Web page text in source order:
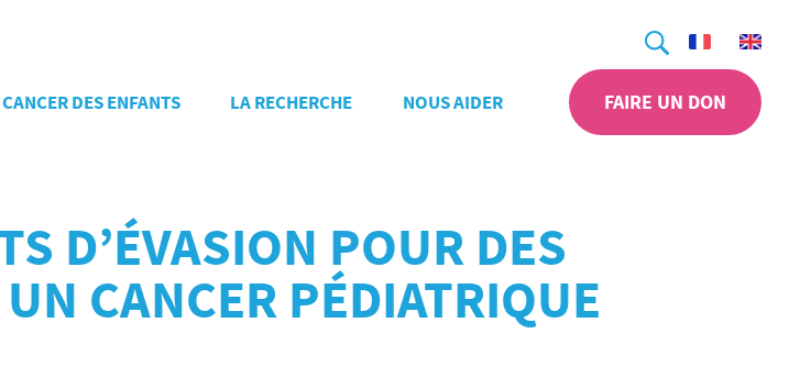
Recherche
DES ENFANTS LA RECHERCHE NOUS AIDER FAIRE UN DON
D’ÉVASION POUR DES
CANCER PÉDIATRIQUE